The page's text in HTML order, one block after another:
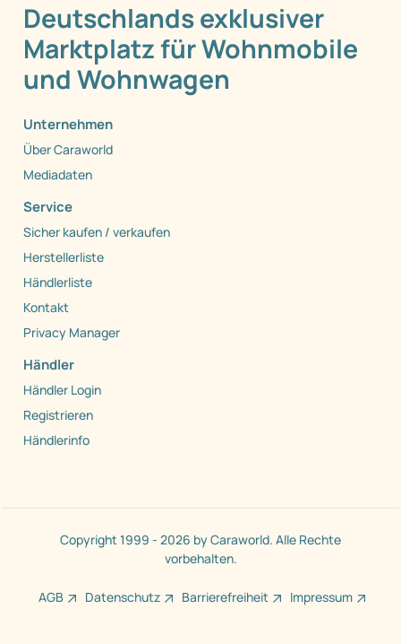
Deutschlands exklusiver
Marktplatz für Wohnmobile
und Wohnwagen
Unternehmen
Über Caraworld
Mediadaten
Service
Sicher kaufen / verkaufen
Herstellerliste
Händlerliste
Kontakt
Privacy Manager
Händler
Händler Login
Registrieren
Händlerinfo
Copyright 1999 - 2026 by Caraworld. Alle Rechte
vorbehalten.
AGB Datenschutz Barrierefreiheit Impressum